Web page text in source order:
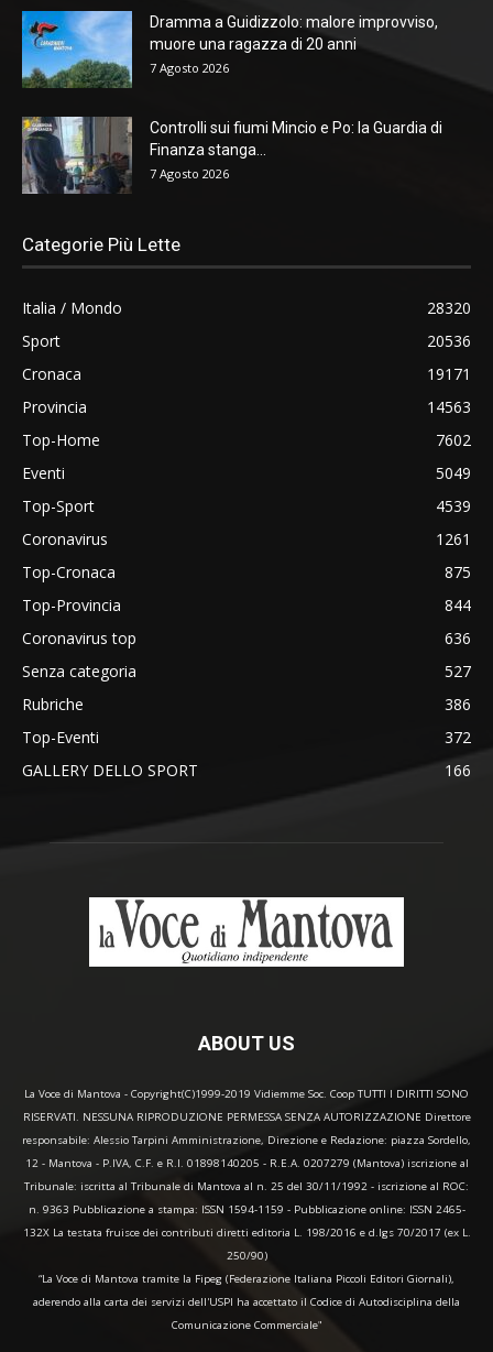
Dramma a Guidizzolo: malore improvviso,
muore una ragazza di 20 anni
7 Agosto 2026
Controlli sui fiumi Mincio e Po: la Guardia di
Finanza stanga...
7 Agosto 2026
Categorie Più Lette
Italia / Mondo
28320
Sport
20536
Cronaca
19171
Provincia
14563
Top-Home
7602
Eventi
5049
Top-Sport
4539
Coronavirus
1261
Top-Cronaca
875
Top-Provincia
844
Coronavirus top
636
Senza categoria
527
Rubriche
386
Top-Eventi
372
GALLERY DELLO SPORT
166
ABOUT US
La Voce di Mantova - Copyright(C)1999-2019 Vidiemme Soc. Coop TUTTI I DIRITTI SONO
RISERVATI. NESSUNA RIPRODUZIONE PERMESSA SENZA AUTORIZZAZIONE Direttore
responsabile: Alessio Tarpini Amministrazione, Direzione e Redazione: piazza Sordello,
12 - Mantova - P.IVA, C.F. e R.I. 01898140205 - R.E.A. 0207279 (Mantova) iscrizione al
Tribunale: iscritta al Tribunale di Mantova al n. 25 del 30/11/1992 - iscrizione al ROC:
n. 9363 Pubblicazione a stampa: ISSN 1594-1159 - Pubblicazione online: ISSN 2465-
132X La testata fruisce dei contributi diretti editoria L. 198/2016 e d.lgs 70/2017 (ex L.
250/90)
“La Voce di Mantova tramite la Fipeg (Federazione Italiana Piccoli Editori Giornali),
aderendo alla carta dei servizi dell'USPI ha accettato il Codice di Autodisciplina della
Comunicazione Commerciale"